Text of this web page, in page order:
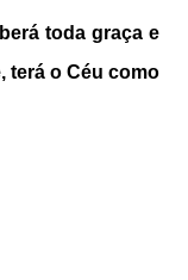
toda graça e
terá o Céu como